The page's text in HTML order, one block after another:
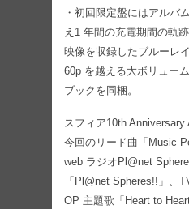
・初回限定盤にはアルバ
え1 年間の充電期間の軌
映像を収録したブルーレ
60p を越える⼤ボリュー
ブックを同梱。
スフィア10th Anniversary
今回のリード曲「Music
web ラジオPl@net
「Pl@net Spheres!!」、
OP 主題歌「Heart to